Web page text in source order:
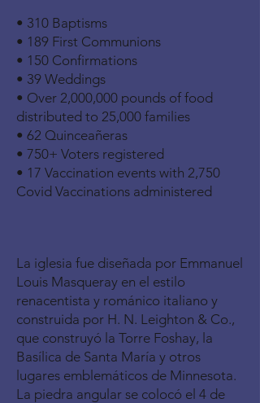
• 310 Baptisms
• 189 First Communions
• 150 Confirmations
• 39 Weddings
• Over 2,000,000 pounds of food
distributed to 25,000 families
• 62 Quinceañeras
• 750+ Voters registered
• 17 Vaccination events with 2,750
Covid Vaccinations administered
La iglesia fue diseñada por Emmanuel
Louis Masqueray en el estilo
renacentista y románico italiano y
construida por H. N. Leighton & Co.,
que construyó la Torre Foshay, la
Basílica de Santa María y otros
lugares emblemáticos de Minnesota.
La piedra angular se colocó el 4 de